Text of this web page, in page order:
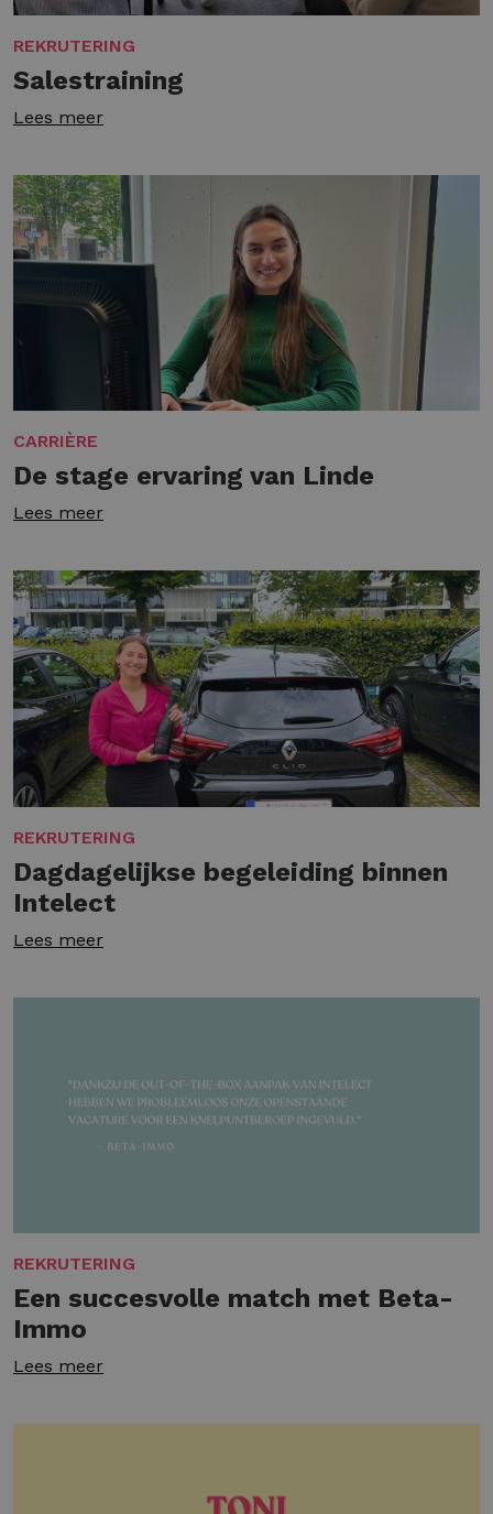
REKRUTERING
Salestraining
Lees meer
CARRIÈRE
De stage ervaring van Linde
Lees meer
REKRUTERING
Dagdagelijkse begeleiding binnen
Intelect
Lees meer
REKRUTERING
Een succesvolle match met Beta-
Immo
Lees meer